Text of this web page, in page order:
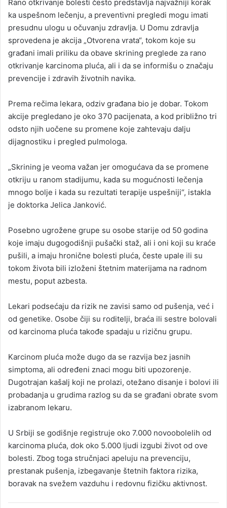
Rano otkrivanje bolesti često predstavlja najvažniji korak
ka uspešnom lečenju, a preventivni pregledi mogu imati
presudnu ulogu u očuvanju zdravlja. U Domu zdravlja
sprovedena je akcija „Otvorena vrata“, tokom koje su
građani imali priliku da obave skrining preglede za rano
otkrivanje karcinoma pluća, ali i da se informišu o značaju
prevencije i zdravih životnih navika.
Prema rečima lekara, odziv građana bio je dobar. Tokom
akcije pregledano je oko 370 pacijenata, a kod približno tri
odsto njih uočene su promene koje zahtevaju dalju
dijagnostiku i pregled pulmologa.
„Skrining je veoma važan jer omogućava da se promene
otkriju u ranom stadijumu, kada su mogućnosti lečenja
mnogo bolje i kada su rezultati terapije uspešniji“, istakla
je doktorka Jelica Janković.
Posebno ugrožene grupe su osobe starije od 50 godina
koje imaju dugogodišnji pušački staž, ali i oni koji su kraće
pušili, a imaju hronične bolesti pluća, česte upale ili su
tokom života bili izloženi štetnim materijama na radnom
mestu, poput azbesta.
Lekari podsećaju da rizik ne zavisi samo od pušenja, već i
od genetike. Osobe čiji su roditelji, braća ili sestre bolovali
od karcinoma pluća takođe spadaju u rizičnu grupu.
Karcinom pluća može dugo da se razvija bez jasnih
simptoma, ali određeni znaci mogu biti upozorenje.
Dugotrajan kašalj koji ne prolazi, otežano disanje i bolovi ili
probadanja u grudima razlog su da se građani obrate svom
izabranom lekaru.
U Srbiji se godišnje registruje oko 7.000 novoobolelih od
karcinoma pluća, dok oko 5.000 ljudi izgubi život od ove
bolesti. Zbog toga stručnjaci apeluju na prevenciju,
prestanak pušenja, izbegavanje štetnih faktora rizika,
boravak na svežem vazduhu i redovnu fizičku aktivnost.